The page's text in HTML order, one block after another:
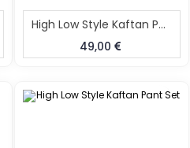
High Low Style Kaftan Pant Set
49,00